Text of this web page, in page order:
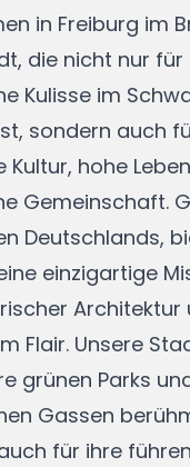
in Freiburg im
die nicht nur für
Kulisse im
sondern auch
Kultur, hohe
Gemeinschaft.
Deutschlands,
einzigartige
Architektur
Flair. Unsere
grünen Parks
Gassen
für ihre